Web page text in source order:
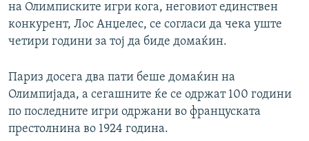
на Олимписките игри кога, неговиот единствен
конкурент, Лос Анџелес, се согласи да чека уште
четири години за тој да биде домаќин.
Париз досега два пати беше домаќин на
Олимпијада, а сегашните ќе се одржат 100 години
по последните игри одржани во француската
престолнина во 1924 година.